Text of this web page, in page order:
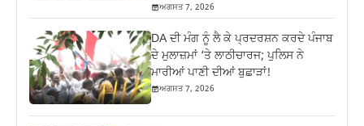
ਅਗਸਤ 7, 2026
DA ਦੀ ਮੰਗ ਨੂੰ ਲੈ ਕੇ ਪ੍ਰਦਰਸ਼ਨ ਕਰਦੇ ਪੰਜਾਬ
ਦੇ ਮੁਲਾਜ਼ਮਾਂ ‘ਤੇ ਲਾਠੀਚਾਰਜ; ਪੁਲਿਸ ਨੇ
ਮਾਰੀਆਂ ਪਾਣੀ ਦੀਆਂ ਬੁਛਾੜਾਂ!
ਅਗਸਤ 7, 2026